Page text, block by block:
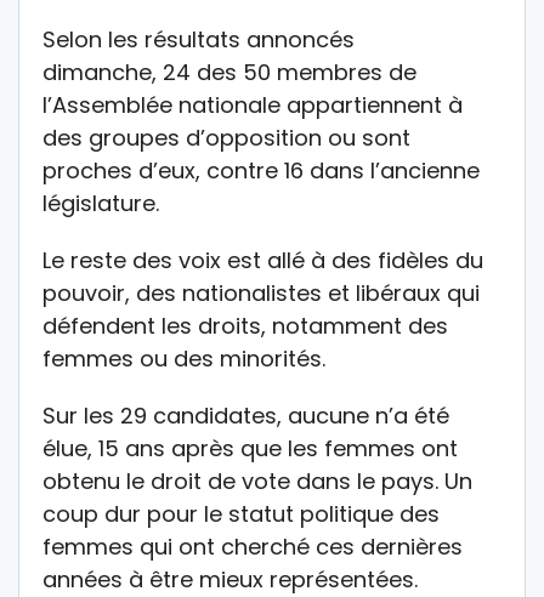
Selon les résultats annoncés
dimanche, 24 des 50 membres de
l’Assemblée nationale appartiennent à
des groupes d’opposition ou sont
proches d’eux, contre 16 dans l’ancienne
législature.
Le reste des voix est allé à des fidèles du
pouvoir, des nationalistes et libéraux qui
défendent les droits, notamment des
femmes ou des minorités.
Sur les 29 candidates, aucune n’a été
élue, 15 ans après que les femmes ont
obtenu le droit de vote dans le pays. Un
coup dur pour le statut politique des
femmes qui ont cherché ces dernières
années à être mieux représentées.